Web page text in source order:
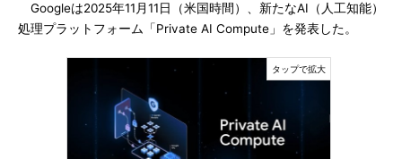
Googleは2025年11月11日（米国時間）、新たなAI（人工知能）
処理プラットフォーム「Private AI Compute」を発表した。